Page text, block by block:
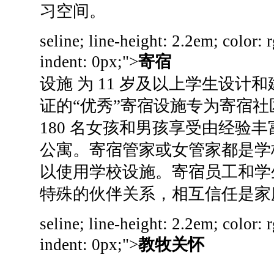
习空间。
seline; line-height: 2.2em; color:
indent: 0px;">寄宿
设施 为 11 岁及以上学生设计
证的“优秀”寄宿设施专为寄宿
180 名女孩和男孩享受由经验
公寓。 寄宿管家或女管家都是
以使用学校设施。 寄宿员工和
特殊的伙伴关系，相互信任是
seline; line-height: 2.2em; color:
indent: 0px;">教牧关怀